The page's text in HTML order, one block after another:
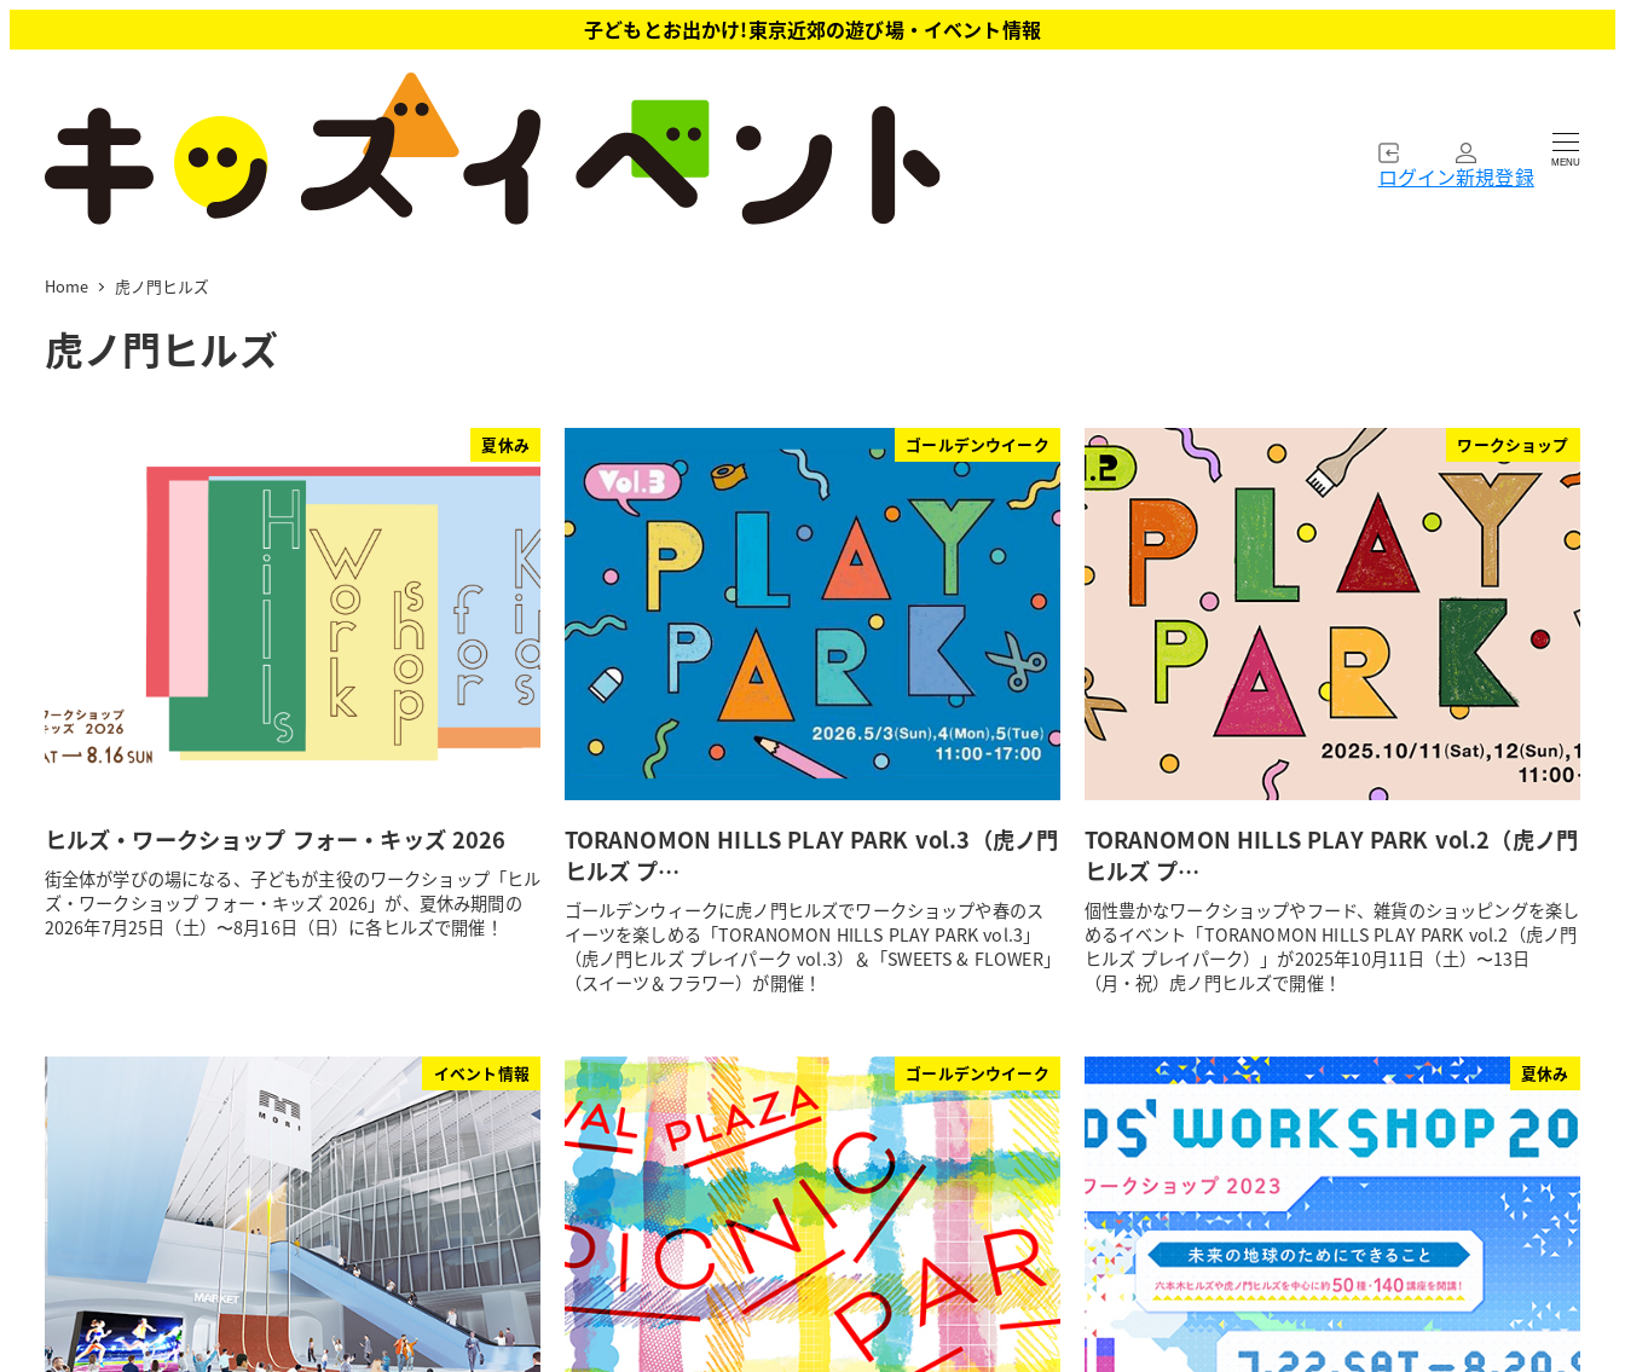
イ
子どもとお出かけ!東京近郊の遊び場・イベント情報
ログイン新規登録 MENU
Home 虎ノ門ヒルズ
虎ノ門ヒルズ
夏休み
ヒルズ・ワークショップ フォー・キッズ 2026
街全体が学びの場になる、子どもが主役のワークショップ「ヒル
ズ・ワークショップ フォー・キッズ 2026」が、夏休み期間の
2026年7月25日（土）〜8月16日（日）に各ヒルズで開催！
ゴールデンウイーク
TORANOMON HILLS PLAY PARK vol.3（虎ノ門
ヒルズ プ…
ゴールデンウィークに虎ノ門ヒルズでワークショップや春のス
イーツを楽しめる「TORANOMON HILLS PLAY PARK vol.3」
（虎ノ門ヒルズ プレイパーク vol.3）＆「SWEETS & FLOWER」
（スイーツ＆フラワー）が開催！
ワークショップ
TORANOMON HILLS PLAY PARK vol.2（虎ノ門
ヒルズ プ…
個性豊かなワークショップやフード、雑貨のショッピングを楽し
めるイベント「TORANOMON HILLS PLAY PARK vol.2（虎ノ門
ヒルズ プレイパーク）」が2025年10月11日（土）〜13日
（月・祝）虎ノ門ヒルズで開催！
イベント情報 ゴールデンウイーク 夏休み